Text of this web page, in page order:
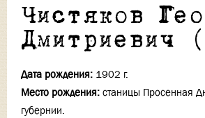
Чистяков
Дмитриевич
Дата рождения: 1902 г.
Место рождения: станицы Просенная
губернии.